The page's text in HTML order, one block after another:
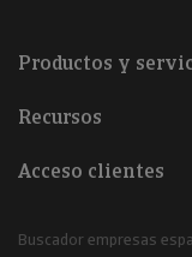
Productos y
Recursos
Acceso clientes
Buscador empresas